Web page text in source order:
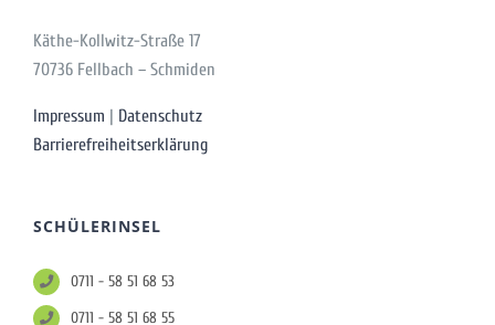
Käthe-Kollwitz-Straße 17
70736 Fellbach – Schmiden
Impressum | Datenschutz
Barrierefreiheitserklärung
SCHÜLERINSEL
0711 - 58 51 68 53
0711 - 58 51 68 55